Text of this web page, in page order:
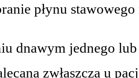
płynu
dnawym jednego
zwłaszcza u